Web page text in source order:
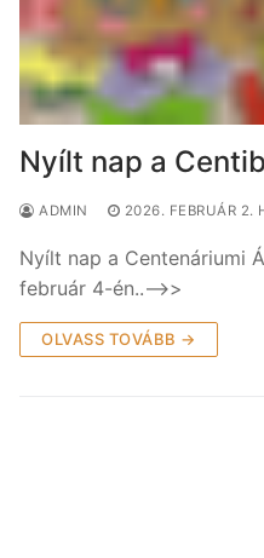
Nyílt nap a
ADMIN 2026. FEBRUÁR 2.
Nyílt nap a Centenáriumi
február 4-én..–>>
OLVASS TOVÁBB →